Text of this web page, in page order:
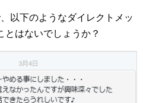
以下のようなダイレクトメッ
とはないでしょうか？